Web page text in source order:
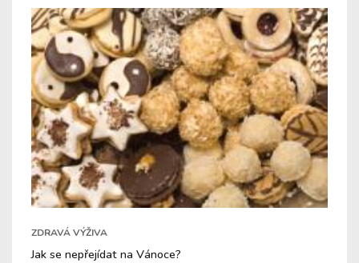
ZDRAVÁ VÝŽIVA
Jak se nepřejídat na Vánoce?